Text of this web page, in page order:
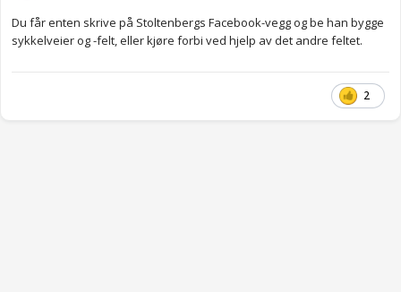
Du får enten skrive på Stoltenbergs Facebook-vegg og be han bygge
sykkelveier og -felt, eller kjøre forbi ved hjelp av det andre feltet.
2